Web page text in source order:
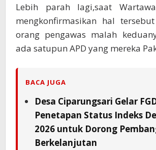
Lebih parah lagi,saat
mengkonfirmasikan hal
orang pengawas malah
ada satupun APD yang mereka
BACA JUGA
Desa Ciparungsari Gelar
Penetapan Status Indeks
2026 untuk Dorong
Berkelanjutan